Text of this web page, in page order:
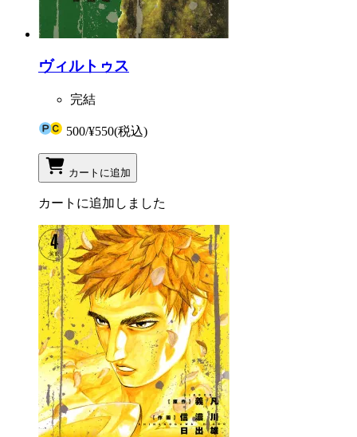
ヴィルトゥス
完結
500/¥550(税込)
カートに追加
カートに追加しました